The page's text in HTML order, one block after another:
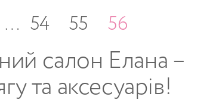
… 54 55 56
салон Елана–
та аксесуарів!